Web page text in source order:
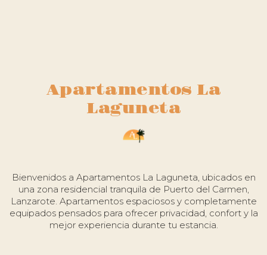
Apartamentos La
Laguneta
Bienvenidos a Apartamentos La Laguneta, ubicados en
una zona residencial tranquila de Puerto del Carmen,
Lanzarote. Apartamentos espaciosos y completamente
equipados pensados para ofrecer privacidad, confort y la
mejor experiencia durante tu estancia.